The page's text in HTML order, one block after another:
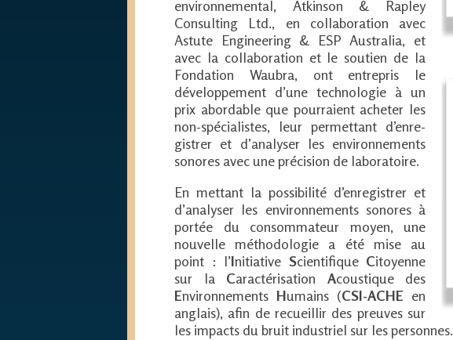
environnemental, Atkinson & Rapley
Consulting Ltd., en collaboration avec
Astute Engineering & ESP Australia, et
avec la collaboration et le soutien de la
Fondation Waubra, ont entrepris le
développement d’une technologie à un
prix abordable que pourraient acheter les
non-spécialistes, leur permettant d’enre-
gistrer et d’analyser les environnements
sonores avec une précision de laboratoire.
En mettant la possibilité d’enregistrer et
d’analyser les environnements sonores à
portée du consommateur moyen, une
nouvelle méthodologie a été mise au
point : l’Initiative Scientifique Citoyenne
sur la Caractérisation Acoustique des
Environnements Humains (CSI-ACHE en
anglais), afin de recueillir des preuves sur
les impacts du bruit industriel sur les personnes.